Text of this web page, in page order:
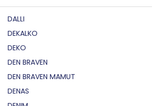
DALLI
DEKALKO
DEKO
DEN BRAVEN
DEN BRAVEN MAMUT
DENAS